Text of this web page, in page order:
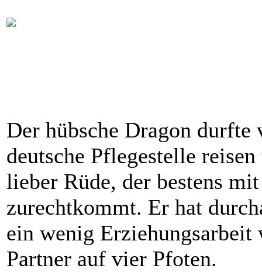
Der hübsche Dragon durfte
deutsche Pflegestelle
lieber Rüde, der bestens
zurechtkommt. Er hat
ein wenig
Partner auf vier Pfoten.